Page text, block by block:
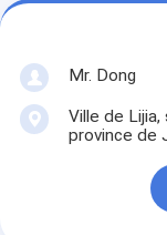
Mr. Dong
Ville de Lijia,
province de